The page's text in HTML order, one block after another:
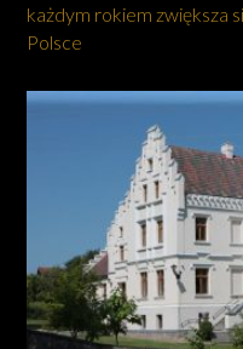
każdym rokiem zwiększa
Polsce